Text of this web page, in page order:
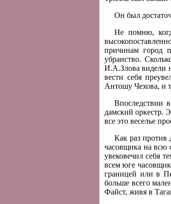
Он был
Не помню,
причинам город
убранство.
И.А.Злова видели
вести себя
Антошу Чехова, и
Впоследствии
дамский оркестр.
все это веселье
Как раз против
часовщика на всю
увековечил себя
всем юге
границей или в
больше всего
Файст, живя в